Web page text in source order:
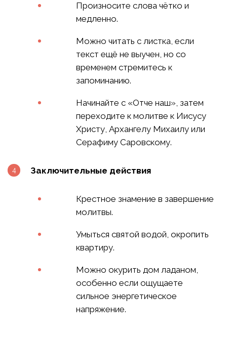
Произносите слова чётко и
медленно.
Можно читать с листка, если
текст ещё не выучен, но со
временем стремитесь к
запоминанию.
Начинайте с «Отче наш», затем
переходите к молитве к Иисусу
Христу, Архангелу Михаилу или
Серафиму Саровскому.
Заключительные действия
Крестное знамение в завершение
молитвы.
Умыться святой водой, окропить
квартиру.
Можно окурить дом ладаном,
особенно если ощущаете
сильное энергетическое
напряжение.